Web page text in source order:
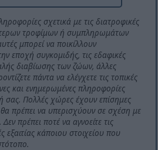
σχετικά με τις διατροφικές
τροφίμων ή συμπληρωμάτων
μπορεί να ποικίλλουν
εποχή συγκομιδής, τις εδαφικές
διαβίωσης των ζώων, άλλες
πάντα να ελέγχετε τις τοπικές
και ενημερωμένες πληροφορίες
σας. Πολλές χώρες έχουν επίσημες
πρέπει να υπερισχύουν σε σχέση με
πρέπει ποτέ να αγνοείτε τις
εξαιτίας κάποιου στοιχείου που